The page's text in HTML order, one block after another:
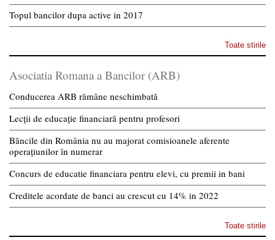
Topul bancilor dupa active in 2017
Toate stirile
Asociatia Romana a Bancilor (ARB)
Conducerea ARB rămâne neschimbată
Lecții de educație financiară pentru profesori
Băncile din România nu au majorat comisioanele aferente
operațiunilor în numerar
Concurs de educatie financiara pentru elevi, cu premii in bani
Creditele acordate de banci au crescut cu 14% in 2022
Toate stirile